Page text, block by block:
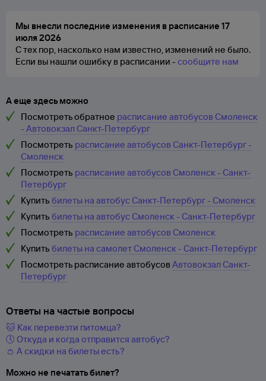
Мы внесли последние изменения в расписание 17
июля 2026
С тех пор, насколько нам известно, изменений не было.
Если вы нашли ошибку в расписании -сообщите нам
А еще здесь можно
Посмотреть обратное расписание автобусов Смоленск
- Автовокзал Санкт-Петербург
Посмотреть расписание автобусов Санкт-Петербург -
Смоленск
Посмотреть расписание автобусов Смоленск - Санкт-
Петербург
Купить билеты на автобус Санкт-Петербург - Смоленск
Купить билеты на автобус Смоленск - Санкт-Петербург
Посмотреть расписание автобусов Смоленск
Купить билеты на самолет Смоленск - Санкт-Петербург
Посмотреть расписание автобусовАвтовокзал Санкт-
Петербург
Ответы на частые вопросы
🐱 Как перевезти питомца?
🕔 Откуда и когда отправится автобус?
👛 А скидки на билеты есть?
Можно не печатать билет?